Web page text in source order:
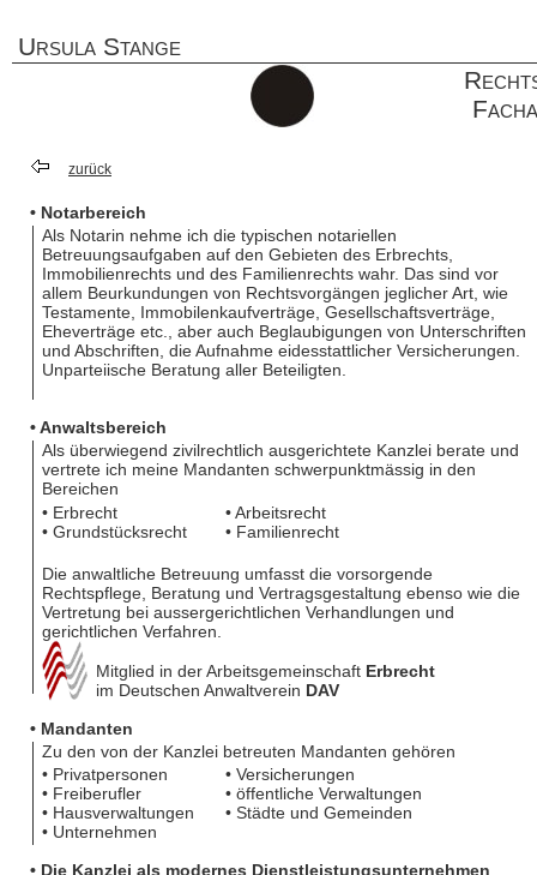
Ursula Stange
zurück
• Notarbereich
Als Notarin nehme ich die typischen notariellen
Betreuungsaufgaben auf den Gebieten des Erbrechts,
Immobilienrechts und des Familienrechts wahr. Das sind vor
allem Beurkundungen von Rechtsvorgängen jeglicher Art, wie
Testamente, Immobilenkaufverträge, Gesellschaftsverträge,
Eheverträge etc., aber auch Beglaubigungen von Unterschriften
und Abschriften, die Aufnahme eidesstattlicher Versicherungen.
Unparteiische Beratung aller Beteiligten.
• Anwaltsbereich
Als überwiegend zivilrechtlich ausgerichtete Kanzlei berate und
vertrete ich meine Mandanten schwerpunktmässig in den
Bereichen
• Erbrecht
• Grundstücksrecht
• Arbeitsrecht
• Familienrecht
Die anwaltliche Betreuung umfasst die vorsorgende
Rechtspflege, Beratung und Vertragsgestaltung ebenso wie die
Vertretung bei aussergerichtlichen Verhandlungen und
gerichtlichen Verfahren.
Mitglied in der Arbeitsgemeinschaft Erbrecht
im Deutschen Anwaltverein DAV
• Mandanten
Zu den von der Kanzlei betreuten Mandanten gehören
• Privatpersonen
• Freiberufler
• Hausverwaltungen
• Unternehmen
• Versicherungen
• öffentliche Verwaltungen
• Städte und Gemeinden
• Die Kanzlei als modernes Dienstleistungsunternehmen